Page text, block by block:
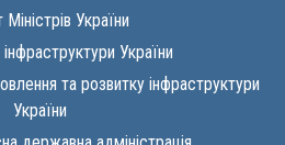
Міністрів України
України
та розвитку інфраструктури
України